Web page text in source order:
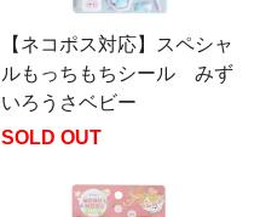
【ネコポス対応】スペシャ
ルもっちもちシール みず
いろうさベビー
SOLD OUT